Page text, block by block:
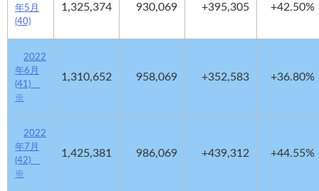
年5月
(40)
1,325,374 930,069 +395,305 +42.50%
2022
年6月
(41)
※
1,310,652 958,069 +352,583 +36.80%
2022
年7月
(42)
※
1,425,381 986,069 +439,312 +44.55%